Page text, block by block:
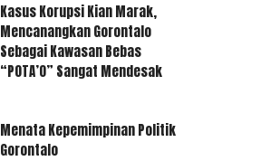
Kasus Korupsi Kian Marak,
Mencanangkan Gorontalo
Sebagai Kawasan Bebas
“POTA’O” Sangat Mendesak
Menata Kepemimpinan Politik
Gorontalo